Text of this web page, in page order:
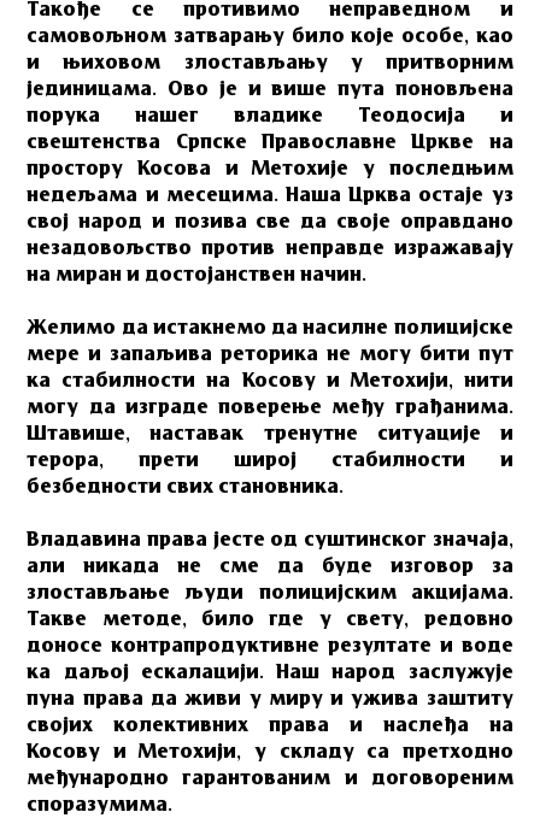
Такође се противимо неправедном и
самовољном затварању било које особе, као
и њиховом злостављању у притворним
јединицама. Ово је и више пута поновљена
порука нашег владике Теодосија и
свештенства Српске Православне Цркве на
простору Косова и Метохије у последњим
недељама и месецима. Наша Црква остаје уз
свој народ и позива све да своје оправдано
незадовољство против неправде изражавају
на миран и достојанствен начин.
Желимо да истакнемо да насилне полицијске
мере и запаљива реторика не могу бити пут
ка стабилности на Косову и Метохији, нити
могу да изграде поверење међу грађанима.
Штавише, наставак тренутне ситуације и
терора, прети широј стабилности и
безбедности свих становника.
Владавина права јесте од суштинског значаја,
али никада не сме да буде изговор за
злостављање људи полицијским акцијама.
Такве методе, било где у свету, редовно
доносе контрапродуктивне резултате и воде
ка даљој ескалацији. Наш народ заслужује
пуна права да живи у миру и ужива заштиту
својих колективних права и наслеђа на
Косову и Метохији, у складу са претходно
међународно гарантованим и договореним
споразумима.